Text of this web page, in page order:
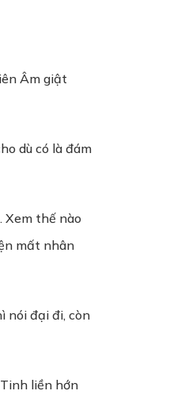
Âm giật
dù có là đám
Xem thế nào
mất nhân
nói đại đi, còn
liền hớn